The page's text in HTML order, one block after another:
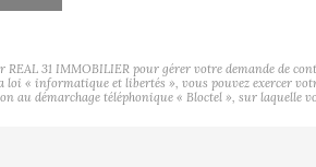
31 IMMOBILIER pour gérer votre demande de
« informatique et libertés », vous pouvez exercer
au démarchage téléphonique « Bloctel », sur laquelle